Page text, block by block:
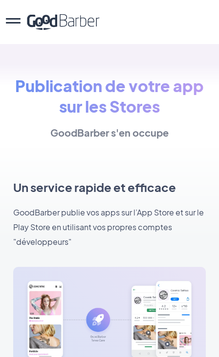
Publication de votre app
sur les Stores
GoodBarber s'en occupe
Un service rapide et efficace
GoodBarber publie vos apps sur l’App Store et sur le
Play Store en utilisant vos propres comptes
"développeurs"